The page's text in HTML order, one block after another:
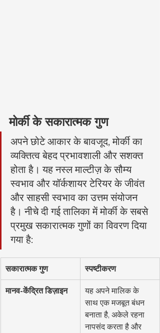
मोर्की के सकारात्मक गुण
अपने छोटे आकार के बावजूद, मोर्की का
व्यक्तित्व बेहद प्रभावशाली और सशक्त
होता है। यह नस्ल माल्टीज़ के सौम्य
स्वभाव और यॉर्कशायर टेरियर के जीवंत
और साहसी स्वभाव का उत्तम संयोजन
है। नीचे दी गई तालिका में मोर्की के सबसे
प्रमुख सकारात्मक गुणों का विवरण दिया
गया है:
सकारात्मक गुण स्पष्टीकरण
मानव-केंद्रित डिज़ाइन
यह अपने मालिक के
साथ एक मजबूत बंधन
बनाता है, अकेले रहना
नापसंद करता है और